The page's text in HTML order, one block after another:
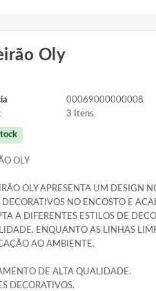
Oly
00069000000008
3 Itens
OLY
OLY APRESENTA UM DESIGN
DECORATIVOS NO ENCOSTO E
A DIFERENTES ESTILOS DE
ENQUANTO AS LINHAS
AO AMBIENTE.
DE ALTA QUALIDADE.
DECORATIVOS.